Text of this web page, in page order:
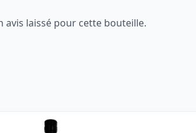
avis laissé pour cette bouteille.